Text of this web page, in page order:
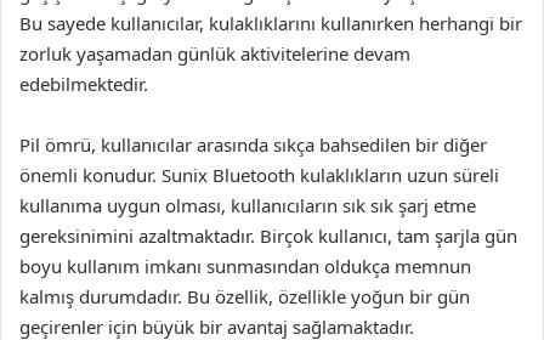
Bu sayede kullanıcılar, kulaklıklarını kullanırken herhangi bir
zorluk yaşamadan günlük aktivitelerine devam
edebilmektedir.
Pil ömrü, kullanıcılar arasında sıkça bahsedilen bir diğer
önemli konudur. Sunix Bluetooth kulaklıkların uzun süreli
kullanıma uygun olması, kullanıcıların sık sık şarj etme
gereksinimini azaltmaktadır. Birçok kullanıcı, tam şarjla gün
boyu kullanım imkanı sunmasından oldukça memnun
kalmış durumdadır. Bu özellik, özellikle yoğun bir gün
geçirenler için büyük bir avantaj sağlamaktadır.